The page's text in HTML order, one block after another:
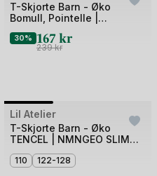
av
T-Skjorte Barn - Øko
Bomull, Pointelle |
30% 167 kr
239kr
Outlet
Bilde
av
Lil Atelier
T-Skjorte Barn - Øko
TENCEL | NMNGEO SLIM
110 122-128